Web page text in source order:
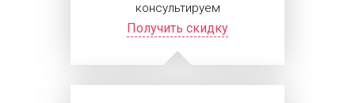
консультируем
Получить скидку